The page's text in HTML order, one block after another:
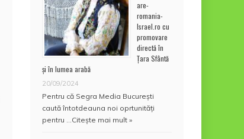
are-
romania-
Israel.ro cu
promovare
directă în
Țara Sfântă
și în lumea arabă
20/09/2024
Pentru că Segra Media București
caută întotdeauna noi oprtunități
pentru … Citește mai mult »